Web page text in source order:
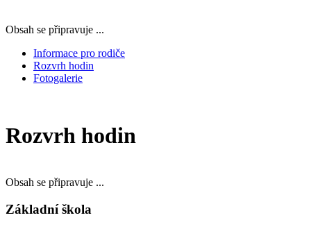
Obsah se připravuje ...
Informace pro rodiče
Rozvrh hodin
Fotogalerie
Rozvrh hodin
​​​​​​​Obsah se připravuje ...
Základní škola